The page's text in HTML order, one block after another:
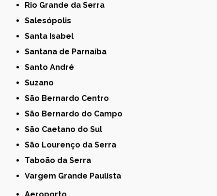
Rio Grande da Serra
Salesópolis
Santa Isabel
Santana de Parnaíba
Santo André
Suzano
São Bernardo Centro
São Bernardo do Campo
São Caetano do Sul
São Lourenço da Serra
Taboão da Serra
Vargem Grande Paulista